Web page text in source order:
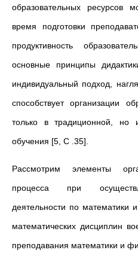
образовательных ресурсов
время подготовки
продуктивность
основные принципы
индивидуальный подход,
способствует организации
только в традиционной,
обучения [5, C .35].
Рассмотрим элементы
процесса при
деятельности по математики
математических дисциплин
преподавания математики и